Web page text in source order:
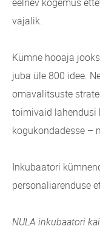
vajalik.
Kümne hooaja
juba üle 800 idee.
omavalitsuste
toimivaid lahendusi
kogukondadesse –
Inkubaatori
personaliarenduse
NULA inkubaatori